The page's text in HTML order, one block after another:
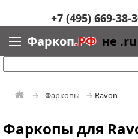
+7 (495) 669-38-
Фаркоп.РФ не .ru
Фаркопы Ravon
Фаркопы для